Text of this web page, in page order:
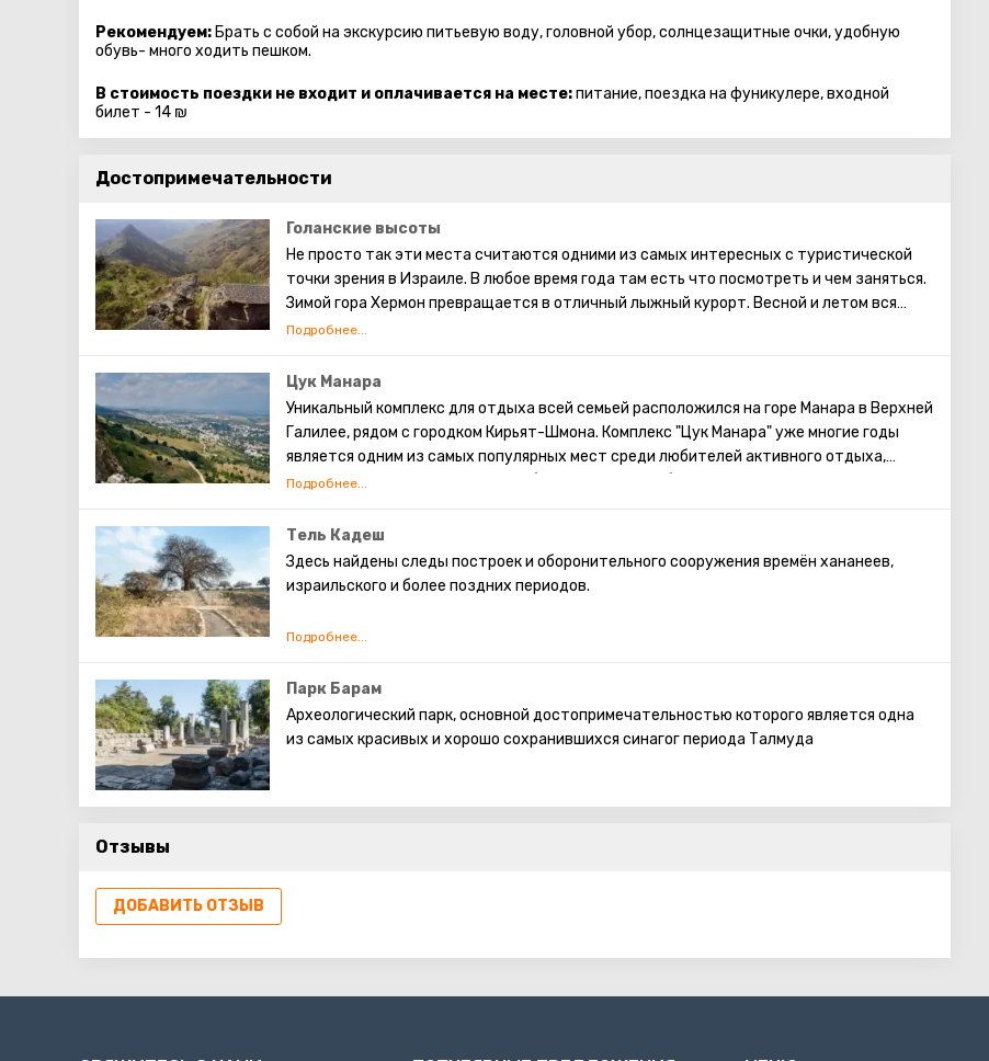
Рекомендуем: Брать с собой на экскурсию питьевую воду, головной убор, солнцезащитные очки, удобную
обувь- много ходить пешком.
В стоимость поездки не входит и оплачивается на месте:питание, поездка на фуникулере, входной
билет - 14 ₪
Достопримечательности
Голанские высоты
Не просто так эти места считаются одними из самых интересных с туристической
точки зрения в Израиле. В любое время года там есть что посмотреть и чем заняться.
Зимой гора Хермон превращается в отличный лыжный курорт. Весной и летом вся
природа Голанских высот оживает, распускаются потрясающие цветы. В это время
популярны конные прогулки. На Голанских высотах, помимо красоты природы, есть
много исторических достопримечательностей, национальных парков, заповедников и
памятников. Посетить эти места будет интересно и детям, и взрослым.
Цук Манара
Уникальный комплекс для отдыха всей семьей расположился на горе Манара в Верхней
Галилее, рядом с городком Кирьят-Шмона. Комплекс "Цук Манара" уже многие годы
является одним из самых популярных мест среди любителей активного отдыха,
поскольку дарит всей семье, особенно детям, незабываемые приключения и яркие
Тель Кадеш
Здесь найдены следы построек и оборонительного сооружения времён хананеев,
израильского и более поздних периодов.
Среди важных находок Тель Кедеш — разрушенное здание с каменным алтарём для
Парк Барам
Археологический парк, основной достопримечательностью которого является одна
из самых красивых и хорошо сохранившихся синагог периода Талмуда
Отзывы
ДОБАВИТЬ ОТЗЫВ